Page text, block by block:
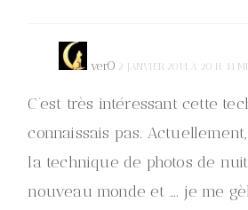
verO 2 JANVIER 2014 À 20 H 44
C’est très intéressant cette
connaissais pas.
la technique de photos de
nouveau monde et …. je me